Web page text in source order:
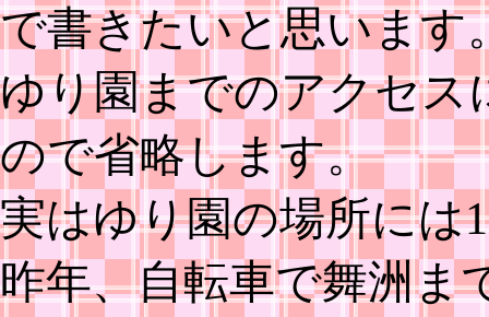
で書きたいと思います
ゆり園までのアクセス
ので省略します。
実はゆり園の場所には
昨年、自転車で舞洲ま